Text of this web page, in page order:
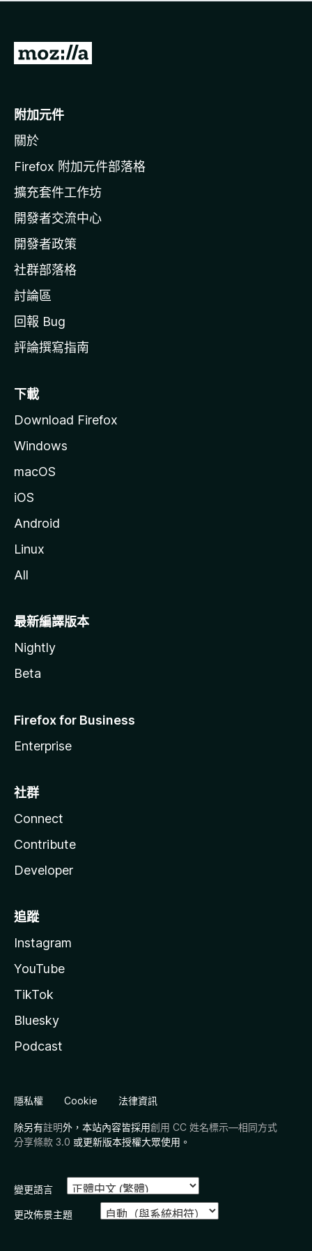
有
前
o
i
l
a
官
網
附加元件
關於
Firefox 附加元件部落格
擴充套件工作坊
開發者交流中心
開發者政策
社群部落格
討論區
回報 Bug
評論撰寫指南
下載
Download Firefox
Windows
macOS
iOS
Android
Linux
All
最新編譯版本
Nightly
Beta
Firefox for Business
Enterprise
社群
Connect
Contribute
Developer
追蹤
Instagram
YouTube
TikTok
Bluesky
Podcast
隱私權 Cookie 法律資訊
除另有註明外，本站內容皆採用創用 CC 姓名標示—相同方式
分享條款 3.0 或更新版本授權大眾使用。
變更語言
更改佈景主題